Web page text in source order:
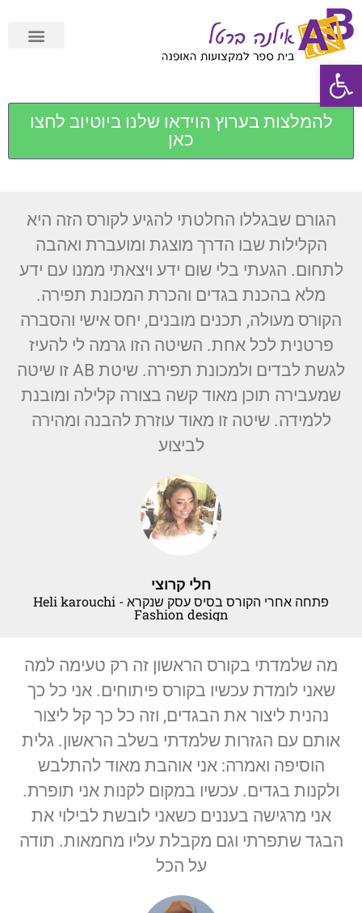
פתח סרגל נגישות
להמלצות בערוץ הוידאו שלנו ביוטיוב לחצו
כאן
הגורם שבגללו החלטתי להגיע לקורס הזה היא
הקלילות שבו הדרך מוצגת ומועברת ואהבה
לתחום. הגעתי בלי שום ידע ויצאתי ממנו עם ידע
מלא בהכנת בגדים והכרת המכונת תפירה.
הקורס מעולה, תכנים מובנים, יחס אישי והסברה
פרטנית לכל אחת. השיטה הזו גרמה לי להעיז
לגשת לבדים ולמכונת תפירה. שיטת AB זו שיטה
שמעבירה תוכן מאוד קשה בצורה קלילה ומובנת
ללמידה. שיטה זו מאוד עוזרת להבנה ומהירה
לביצוע
חלי קרוצי
פתחה אחרי הקורס בסיס עסק שנקרא Heli karouchi -
Fashion design
מה שלמדתי בקורס הראשון זה רק טעימה למה
שאני לומדת עכשיו בקורס פיתוחים. אני כל כך
נהנית ליצור את הבגדים, וזה כל כך קל ליצור
אותם עם הגזרות שלמדתי בשלב הראשון. גלית
הוסיפה ואמרה: אני אוהבת מאוד להתלבש
ולקנות בגדים. עכשיו במקום לקנות אני תופרת.
אני מרגישה בעננים כשאני לובשת לבילוי את
הבגד שתפרתי וגם מקבלת עליו מחמאות. תודה
על הכל